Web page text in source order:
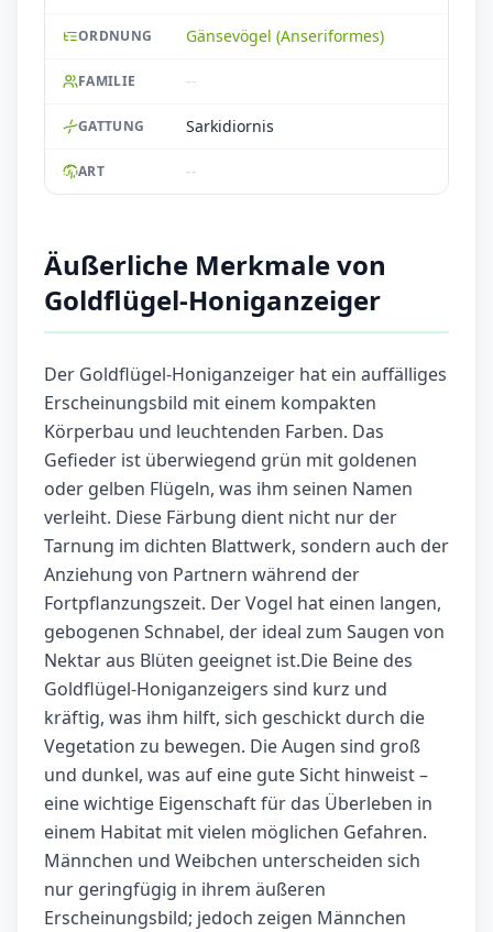
ORDNUNG Gänsevögel (Anseriformes)
FAMILIE --
GATTUNG Sarkidiornis
ART --
Äußerliche Merkmale von
Goldflügel-Honiganzeiger
Der Goldflügel-Honiganzeiger hat ein auffälliges
Erscheinungsbild mit einem kompakten
Körperbau und leuchtenden Farben. Das
Gefieder ist überwiegend grün mit goldenen
oder gelben Flügeln, was ihm seinen Namen
verleiht. Diese Färbung dient nicht nur der
Tarnung im dichten Blattwerk, sondern auch der
Anziehung von Partnern während der
Fortpflanzungszeit. Der Vogel hat einen langen,
gebogenen Schnabel, der ideal zum Saugen von
Nektar aus Blüten geeignet ist.Die Beine des
Goldflügel-Honiganzeigers sind kurz und
kräftig, was ihm hilft, sich geschickt durch die
Vegetation zu bewegen. Die Augen sind groß
und dunkel, was auf eine gute Sicht hinweist –
eine wichtige Eigenschaft für das Überleben in
einem Habitat mit vielen möglichen Gefahren.
Männchen und Weibchen unterscheiden sich
nur geringfügig in ihrem äußeren
Erscheinungsbild; jedoch zeigen Männchen